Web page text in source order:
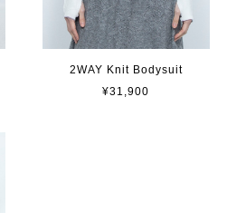
2WAY Knit Bodysuit
¥31,900